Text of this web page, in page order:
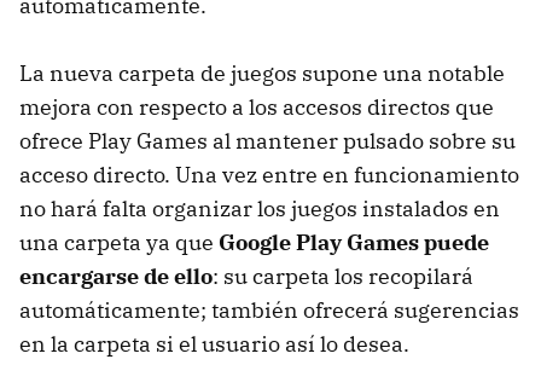
automáticamente.
La nueva carpeta de juegos supone una notable
mejora con respecto a los accesos directos que
ofrece Play Games al mantener pulsado sobre su
acceso directo. Una vez entre en funcionamiento
no hará falta organizar los juegos instalados en
una carpeta ya que Google Play Games puede
encargarse de ello: su carpeta los recopilará
automáticamente; también ofrecerá sugerencias
en la carpeta si el usuario así lo desea.